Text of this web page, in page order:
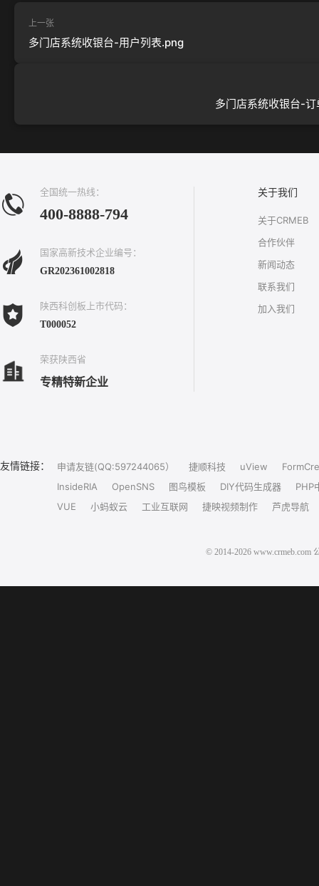
上一张
多门店系统收银台-用户列表.png
多门店系统收银台-
全国统一热线：
400-8888-794
国家高新技术企业编号：
GR202361002818
陕西科创板上市代码：
T000052
荣获陕西省
专精特新企业
关于我们
关于CRMEB
合作伙伴
新闻动态
联系我们
加入我们
友情链接： 申请友链(QQ:597244065） 捷顺科技 uView
InsideRIA
OpenSNS 图鸟模板 DIY代码生成器
PHP
VUE
小蚂蚁云 工业互联网 捷映视频制作 芦虎导航
© 2014-2026